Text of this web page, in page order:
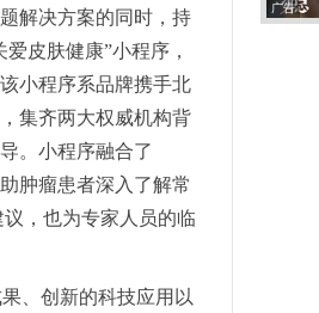
解决方案的同时，持
皮肤健康”小程序，
小程序系品牌携手北
集齐两大权威机构背
。小程序融合了
肿瘤患者深入了解常
，也为专家人员的临
、创新的科技应用以
广告